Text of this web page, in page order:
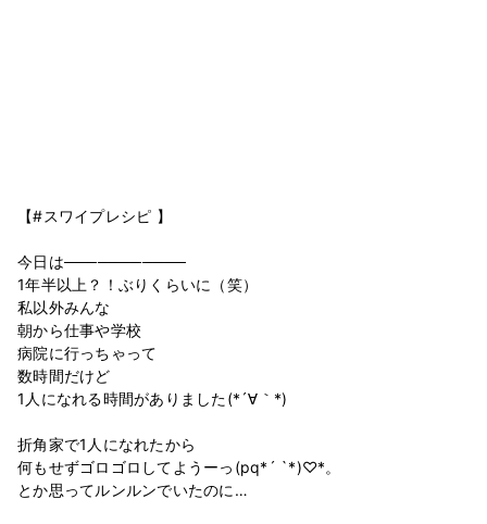
【#スワイプレシピ 】
今日は───────────
1年半以上？！ぶりくらいに（笑）
私以外みんな
朝から仕事や学校
病院に行っちゃって
数時間だけど
1人になれる時間がありました(*´∀｀*)
折角家で1人になれたから
何もせずゴロゴロしてようーっ(pq*´ `*)♡*。
とか思ってルンルンでいたのに…